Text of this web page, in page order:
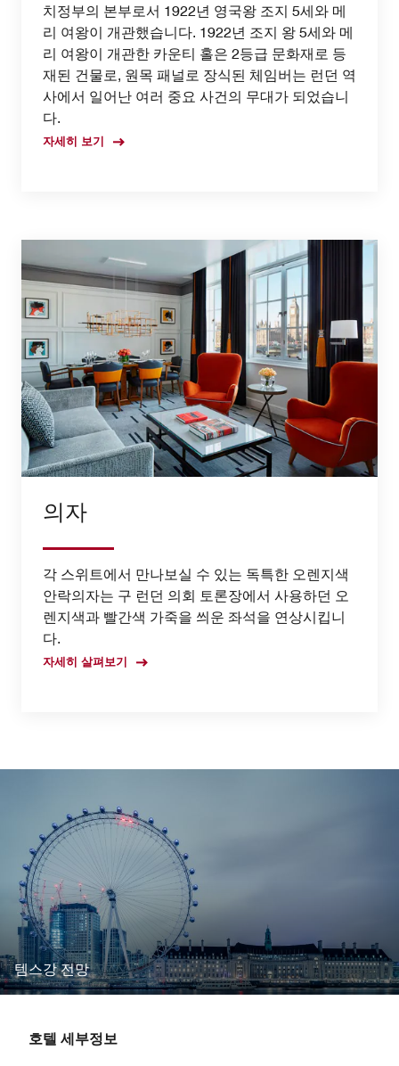
치정부의 본부로서 1922년 영국왕 조지 5세와 메
리 여왕이 개관했습니다. 1922년 조지 왕 5세와 메
리 여왕이 개관한 카운티 홀은 2등급 문화재로 등
재된 건물로, 원목 패널로 장식된 체임버는 런던 역
사에서 일어난 여러 중요 사건의 무대가 되었습니
다.
자세히 보기
의자
각 스위트에서 만나보실 수 있는 독특한 오렌지색
안락의자는 구 런던 의회 토론장에서 사용하던 오
렌지색과 빨간색 가죽을 씌운 좌석을 연상시킵니
다.
자세히 살펴보기
템스강 전망
호텔 세부정보